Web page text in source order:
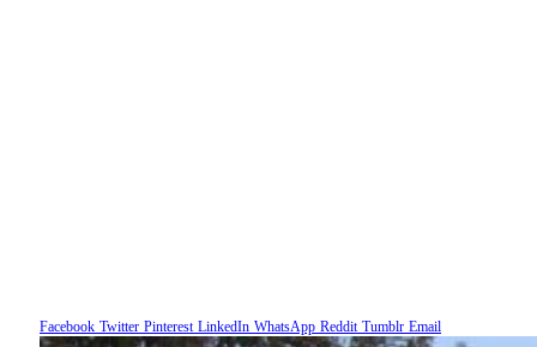
Facebook Twitter Pinterest LinkedIn WhatsApp Reddit Tumblr Email